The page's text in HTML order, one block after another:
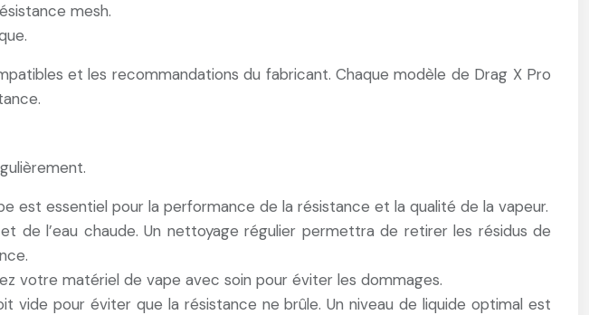
mesh.
et les recommandations du fabricant. Chaque modèle de Drag X Pro
est essentiel pour la performance de la résistance et la qualité de la vapeur.
l’eau chaude. Un nettoyage régulier permettra de retirer les résidus de
votre matériel de vape avec soin pour éviter les dommages.
vide pour éviter que la résistance ne brûle. Un niveau de liquide optimal est